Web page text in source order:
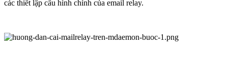
các thiết lập cấu hình chính của email relay.